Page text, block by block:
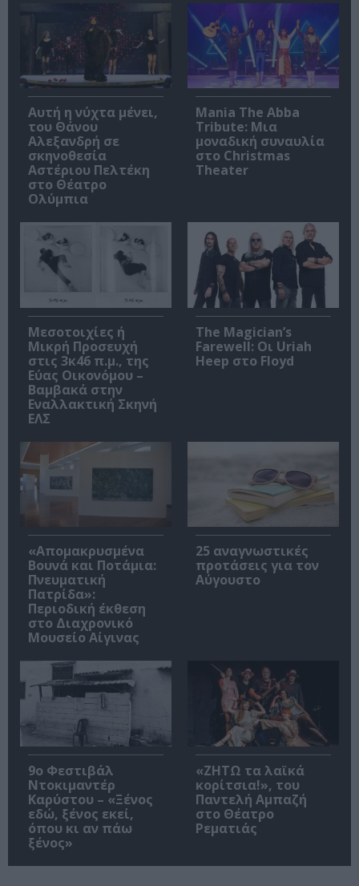
Αυτή η νύχτα μένει,
του Θάνου
Αλεξανδρή σε
σκηνοθεσία
Αστέριου Πελτέκη
στο Θέατρο
Ολύμπια
Mania The Abba
Tribute: Μια
μοναδική συναυλία
στο Christmas
Theater
Μεσοτοιχίες ή
Μικρή Προσευχή
στις 3κ46 π.μ., της
Εύας Οικονόμου –
Βαμβακά στην
Εναλλακτική Σκηνή
ΕΛΣ
The Magician’s
Farewell: Οι Uriah
Heep στο Floyd
«Απομακρυσμένα
Βουνά και Ποτάμια:
Πνευματική
Πατρίδα»:
Περιοδική έκθεση
στο Διαχρονικό
Μουσείο Αίγινας
25 αναγνωστικές
προτάσεις για τον
Αύγουστο
9ο Φεστιβάλ
Ντοκιμαντέρ
Καρύστου – «Ξένος
εδώ, ξένος εκεί,
όπου κι αν πάω
ξένος»
«ΖΗΤΩ τα λαϊκά
κορίτσια!», του
Παντελή Αμπαζή
στο Θέατρο
Ρεματιάς